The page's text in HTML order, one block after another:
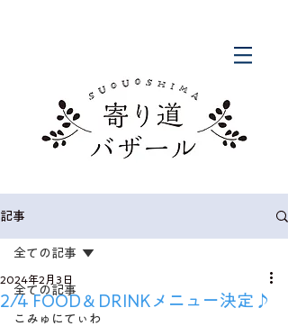
記事
全ての記事
こみゅにてぃわ
全ての記事
2/4 FOOD＆DRINKメニュー決定♪
2024年2月3日